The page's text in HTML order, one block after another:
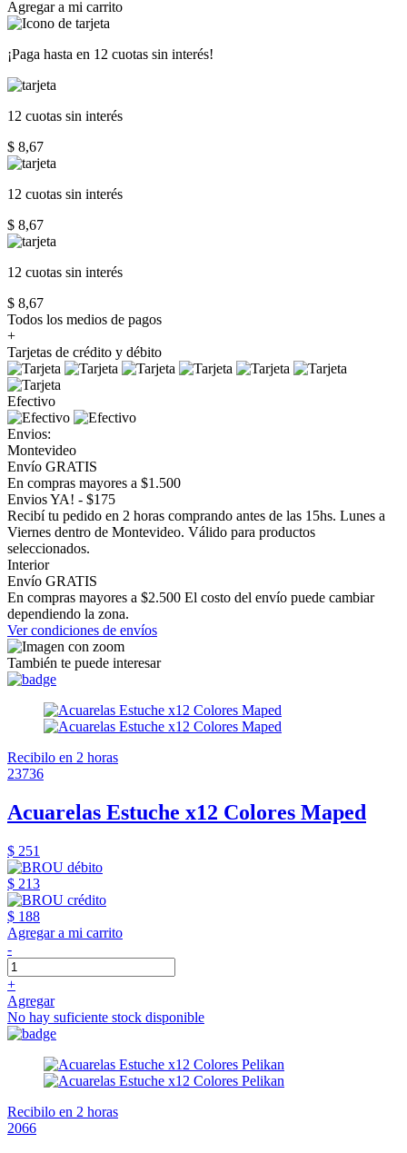
Agregar a mi carrito
¡Paga hasta en 12 cuotas sin interés!
12 cuotas sin interés
$ 8,67
12 cuotas sin interés
$ 8,67
12 cuotas sin interés
$ 8,67
Todos los medios de pagos
+
Tarjetas de crédito y débito
Efectivo
Envios:
Montevideo
Envío GRATIS
En compras mayores a $1.500
Envios YA! - $175
Recibí tu pedido en 2 horas comprando antes de las 15hs. Lunes a
Viernes dentro de Montevideo. Válido para productos
seleccionados.
Interior
Envío GRATIS
En compras mayores a $2.500 El costo del envío puede cambiar
dependiendo la zona.
Ver condiciones de envíos
También te puede interesar
Recibilo en 2 horas
23736
Acuarelas Estuche x12 Colores Maped
$ 251
$ 213
$ 188
Agregar a mi carrito
-
+
Agregar
No hay suficiente stock disponible
Recibilo en 2 horas
2066